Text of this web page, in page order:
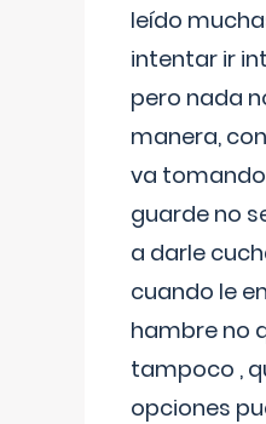
leído
intentar ir
pero nada
manera,
va tomando
guarde no
a darle
cuando le
hambre no
tampoco ,
opciones